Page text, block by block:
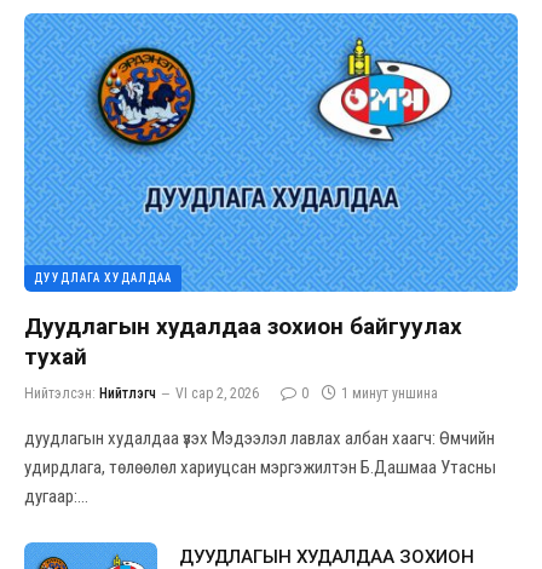
ДУУДЛАГА ХУДАЛДАА
Дуудлагын худалдаа зохион байгуулах
тухай
Нийтэлсэн: Нийтлэгч VI сар 2, 2026 0 1 минут уншина
дуудлагын худалдаа үзэх Мэдээлэл лавлах албан хаагч: Өмчийн
удирдлага, төлөөлөл хариуцсан мэргэжилтэн Б.Дашмаа Утасны
дугаар:…
ДУУДЛАГЫН ХУДАЛДАА ЗОХИОН